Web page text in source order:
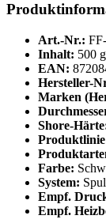
Art.-Nr.:
Inhalt: 500 g
EAN:
Hersteller-
Marken
Shore-
Farbe:
System:
Empf.
Empf.